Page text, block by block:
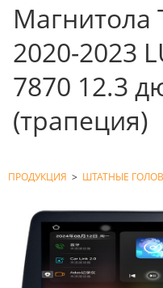
Магнитола
2020-2023
7870 12.3
(трапеция)
ПРОДУКЦИЯ > ШТАТНЫЕ